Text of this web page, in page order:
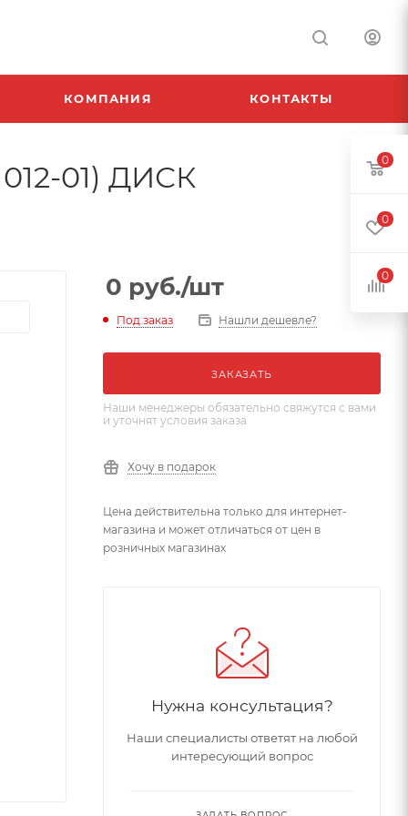
КОМПАНИЯ КОНТАКТЫ
01) ДИСК
0 руб./шт
Под заказ Нашли дешевле?
ЗАКАЗАТЬ
Наши менеджеры обязательно свяжутся с вами
и уточнят условия заказа
Хочу в подарок
Цена действительна только для интернет-
магазина и может отличаться от цен в
розничных магазинах
Нужна консультация?
Наши специалисты ответят на любой
интересующий вопрос
0
0
0